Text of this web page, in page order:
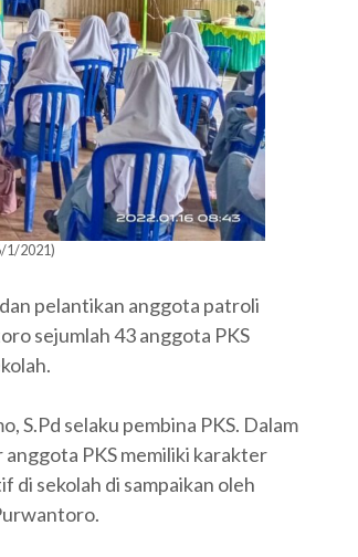
1/2021)
pelantikan anggota patroli
sejumlah 43 anggota PKS
S.Pd selaku pembina PKS. Dalam
PKS memiliki karakter
sekolah di sampaikan oleh
SELAMAT DATANG DI WEBSITE